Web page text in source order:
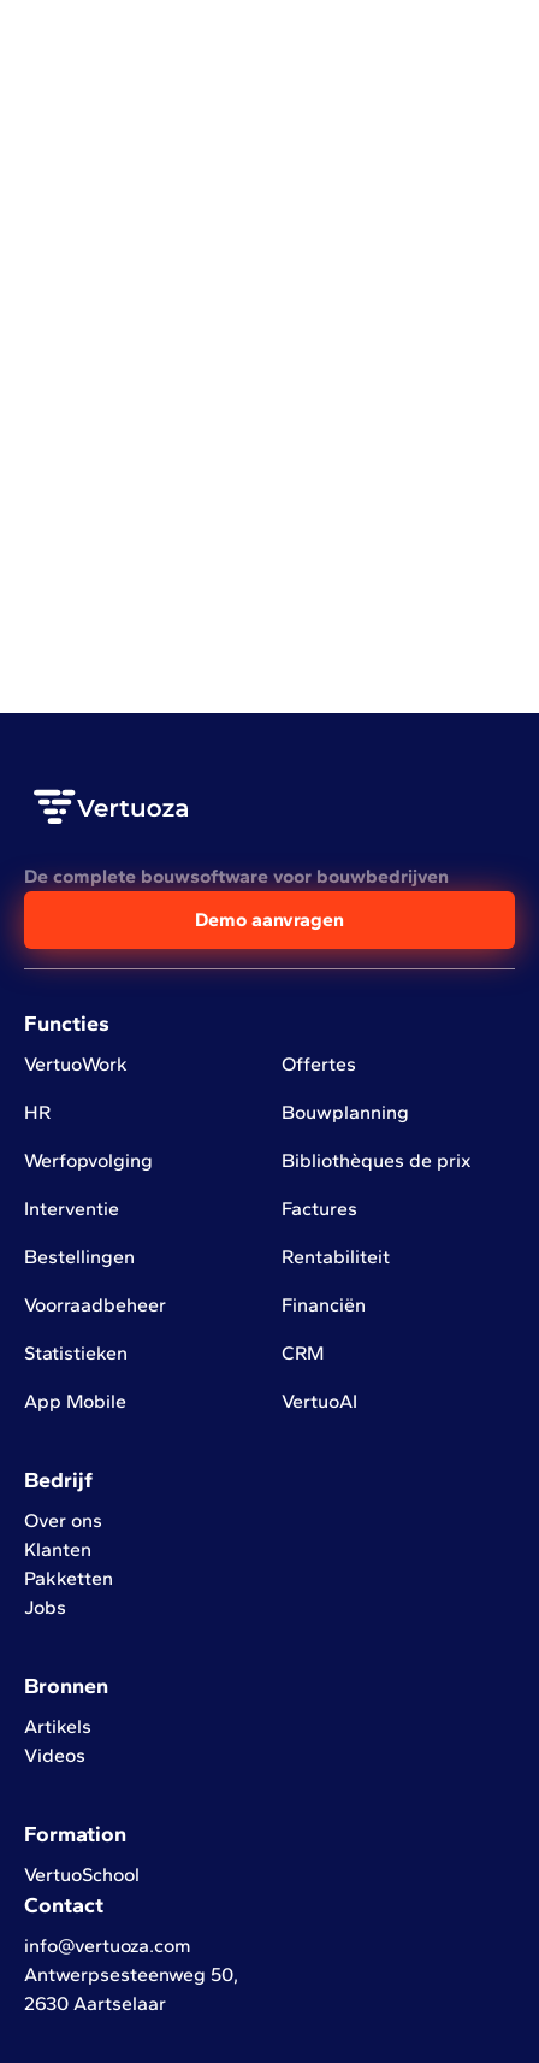
De complete bouwsoftware voor bouwbedrijven
Demo aanvragen
Functies
VertuoWork Offertes
HR Bouwplanning
Werfopvolging Bibliothèques de prix
Interventie Factures
Bestellingen Rentabiliteit
Voorraadbeheer Financiën
Statistieken CRM
App Mobile VertuoAI
Bedrijf
Over ons
Klanten
Pakketten
Jobs
Bronnen
Artikels
Videos
Formation
VertuoSchool
Contact
info@vertuoza.com
Antwerpsesteenweg 50,
2630 Aartselaar